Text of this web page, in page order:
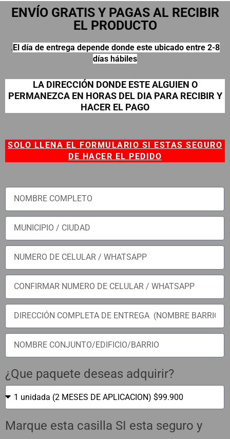
ENVÍO GRATIS Y PAGAS AL RECIBIR
EL PRODUCTO
.El día de entrega depende donde este ubicado entre 2-8
días hábiles
LA DIRECCIÓN DONDE ESTE ALGUIEN O
PERMANEZCA EN HORAS DEL DIA PARA RECIBIR Y
HACER EL PAGO
SOLO LLENA EL FORMULARIO SI ESTAS SEGURO
DE HACER EL PEDIDO
¿Que paquete deseas adquirir?
Marque esta casilla SI esta seguro y